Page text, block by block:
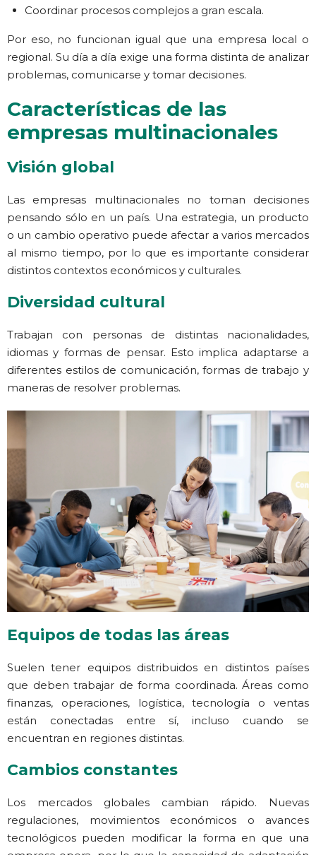
Coordinar procesos complejos a gran escala.
Por eso, no funcionan igual que una empresa local o
regional. Su día a día exige una forma distinta de analizar
problemas, comunicarse y tomar decisiones.
Características de las
empresas multinacionales
Visión global
Las empresas multinacionales no toman decisiones
pensando sólo en un país. Una estrategia, un producto
o un cambio operativo puede afectar a varios mercados
al mismo tiempo, por lo que es importante considerar
distintos contextos económicos y culturales.
Diversidad cultural
Trabajan con personas de distintas nacionalidades,
idiomas y formas de pensar. Esto implica adaptarse a
diferentes estilos de comunicación, formas de trabajo y
maneras de resolver problemas.
Equipos de todas las áreas
Suelen tener equipos distribuidos en distintos países
que deben trabajar de forma coordinada. Áreas como
finanzas, operaciones, logística, tecnología o ventas
están conectadas entre sí, incluso cuando se
encuentran en regiones distintas.
Cambios constantes
Los mercados globales cambian rápido. Nuevas
regulaciones, movimientos económicos o avances
tecnológicos pueden modificar la forma en que una